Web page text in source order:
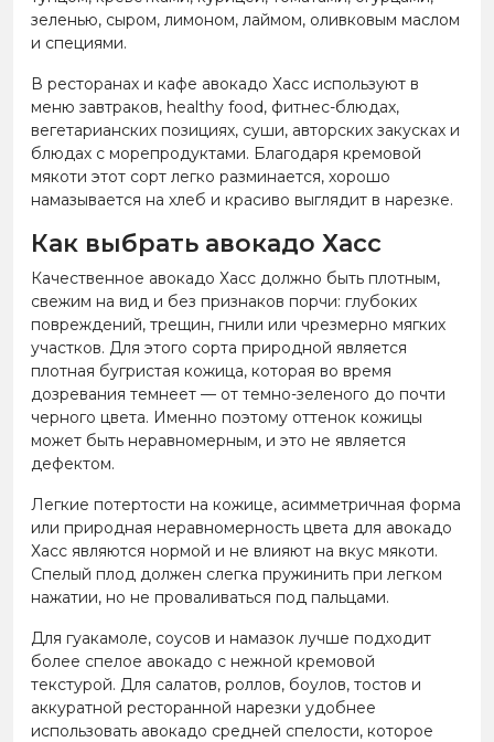
зеленью, сыром, лимоном, лаймом, оливковым маслом
и специями.
В ресторанах и кафе авокадо Хасс используют в
меню завтраков, healthy food, фитнес-блюдах,
вегетарианских позициях, суши, авторских закусках и
блюдах с морепродуктами. Благодаря кремовой
мякоти этот сорт легко разминается, хорошо
намазывается на хлеб и красиво выглядит в нарезке.
Как выбрать авокадо Хасс
Качественное авокадо Хасс должно быть плотным,
свежим на вид и без признаков порчи: глубоких
повреждений, трещин, гнили или чрезмерно мягких
участков. Для этого сорта природной является
плотная бугристая кожица, которая во время
дозревания темнеет — от темно-зеленого до почти
черного цвета. Именно поэтому оттенок кожицы
может быть неравномерным, и это не является
дефектом.
Легкие потертости на кожице, асимметричная форма
или природная неравномерность цвета для авокадо
Хасс являются нормой и не влияют на вкус мякоти.
Спелый плод должен слегка пружинить при легком
нажатии, но не проваливаться под пальцами.
Для гуакамоле, соусов и намазок лучше подходит
более спелое авокадо с нежной кремовой
текстурой. Для салатов, роллов, боулов, тостов и
аккуратной ресторанной нарезки удобнее
использовать авокадо средней спелости, которое